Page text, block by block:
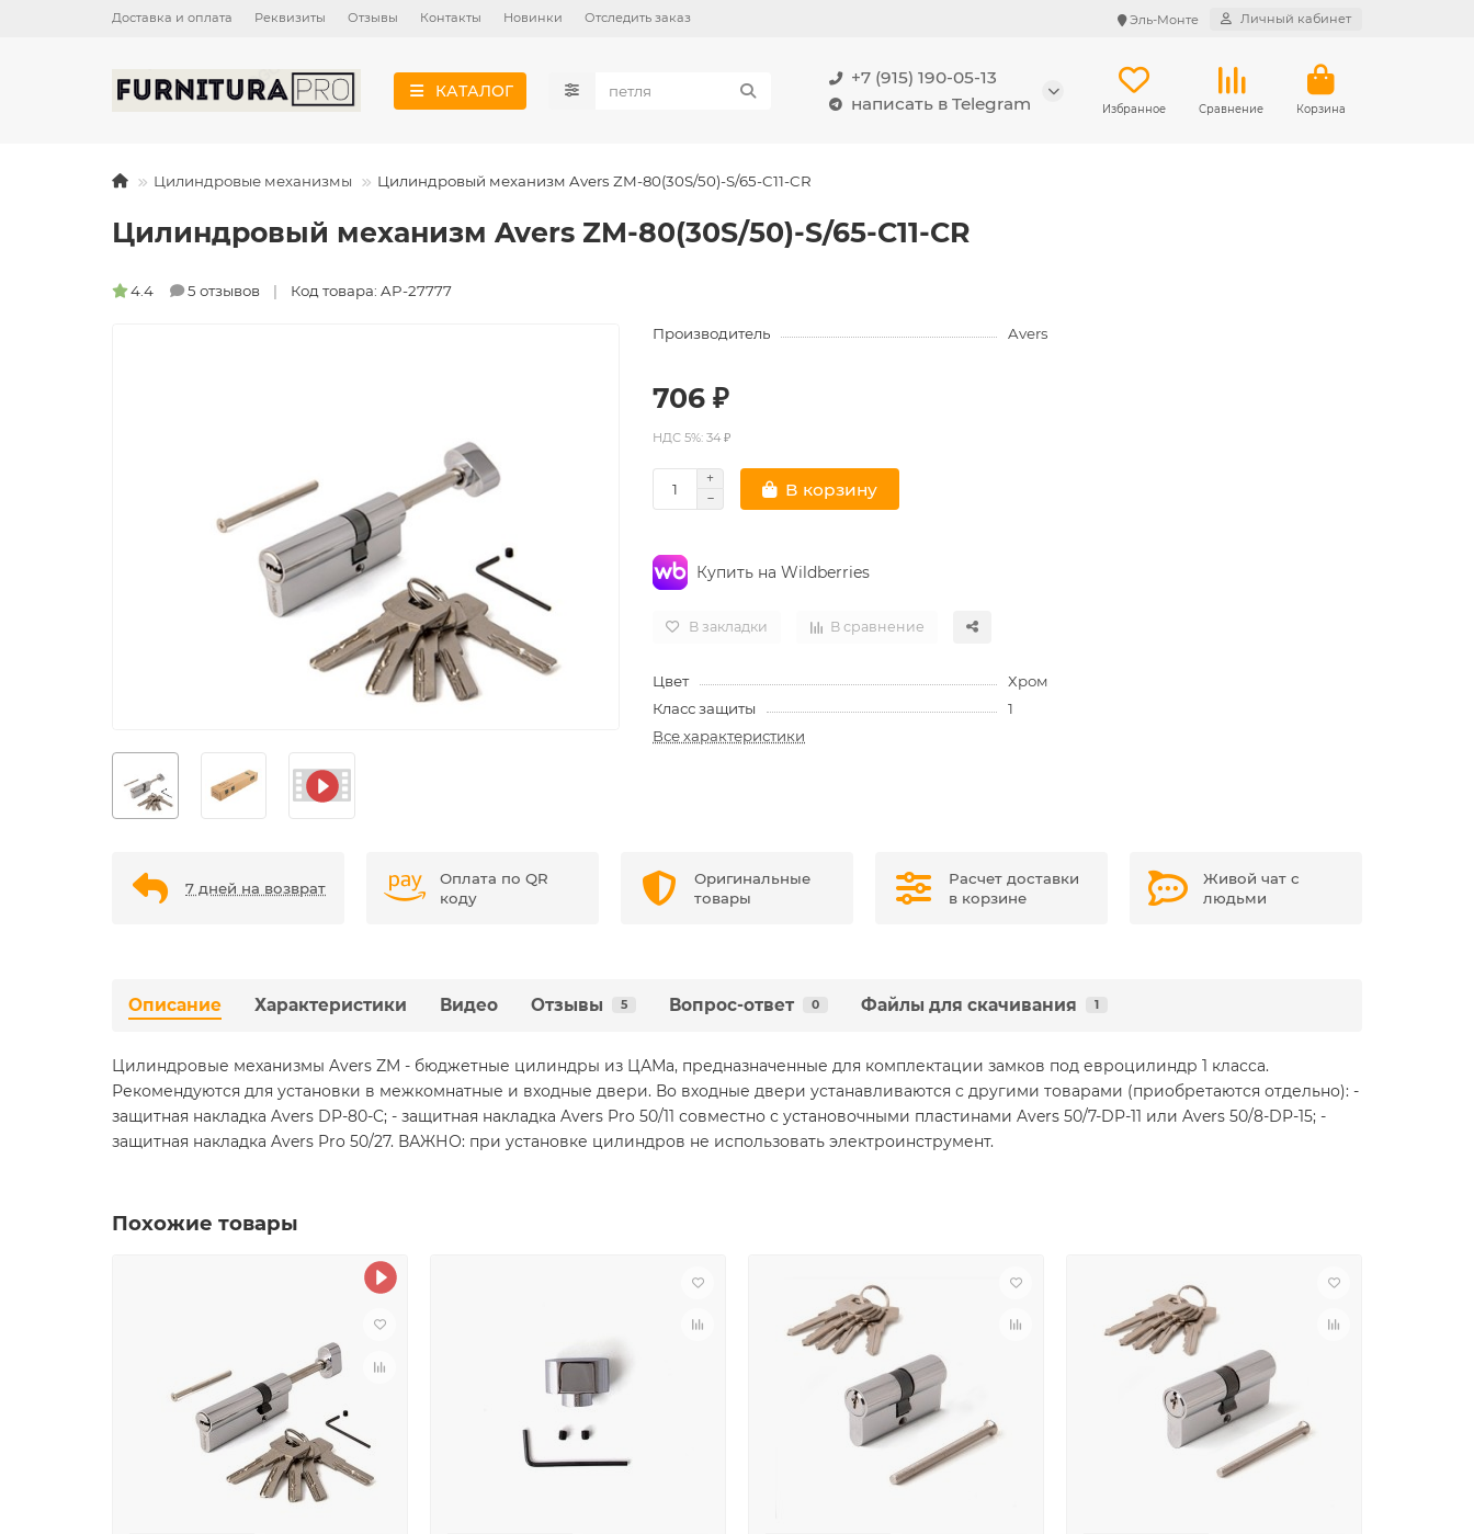
Доставка и оплата Реквизиты Отзывы Контакты Новинки Отследить заказ Эль-Монте Личный кабинет
КАТАЛОГ
+7 (915) 190-05-13
написать в Telegram
Избранное Сравнение Корзина
Цилиндровые механизмы Цилиндровый механизм Avers ZM-80(30S/50)-S/65-C11-CR
Цилиндровый механизм Avers ZM-80(30S/50)-S/65-C11-CR
4.4 5 отзывов Код товара: AP-27777
Производитель Avers
706 ₽
НДС 5%: 34 ₽
В корзину
Купить на Wildberries
В закладки В сравнение
Цвет
Хром
Класс защиты
1
Все характеристики
7 дней на возврат
Оплата по QR
коду
Оригинальные
товары
Расчет доставки
в корзине
Живой чат с
людьми
Описание Характеристики Видео Отзывы 5 Вопрос-ответ 0 Файлы для скачивания 1
Цилиндровые механизмы Avers ZM - бюджетные цилиндры из ЦАМа, предназначенные для комплектации замков под евроцилиндр 1 класса.
Рекомендуются для установки в межкомнатные и входные двери. Во входные двери устанавливаются с другими товарами (приобретаются отдельно): -
защитная накладка Avers DP-80-C; - защитная накладка Avers Pro 50/11 совместно с установочными пластинами Avers 50/7-DP-11 или Avers 50/8-DP-15; -
защитная накладка Avers Pro 50/27. ВАЖНО: при установке цилиндров не использовать электроинструмент.
Похожие товары